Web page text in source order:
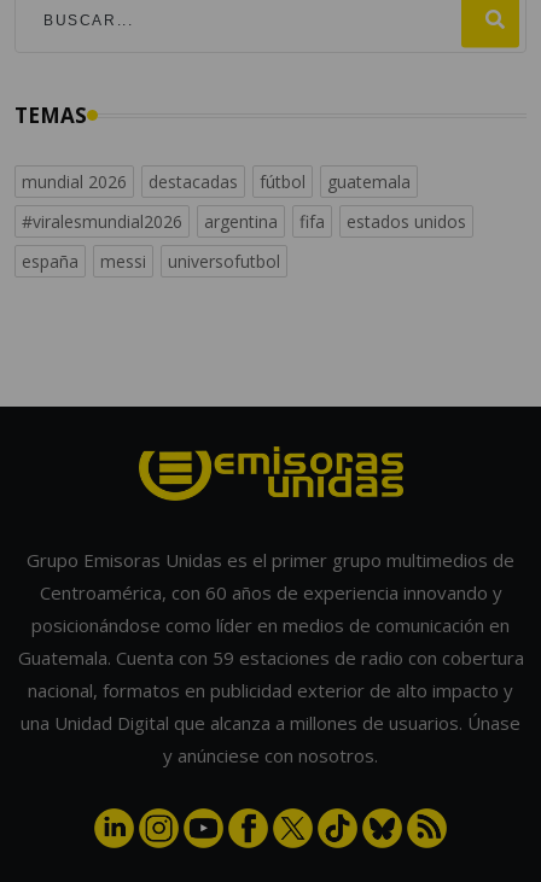
TEMAS
mundial 2026 destacadas fútbol
guatemala
#viralesmundial2026
argentina fifa
estados unidos
españa
messi universofutbol
Grupo Emisoras Unidas es el primer grupo multimedios de
Centroamérica, con 60 años de experiencia innovando y
posicionándose como líder en medios de comunicación en
Guatemala. Cuenta con 59 estaciones de radio con cobertura
nacional, formatos en publicidad exterior de alto impacto y
una Unidad Digital que alcanza a millones de usuarios. Únase
y anúnciese con nosotros.